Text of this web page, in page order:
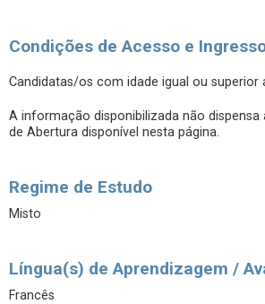
Condições de Acesso e
Candidatas/os com idade igual ou superior
A informação disponibilizada não dispensa
de Abertura disponível nesta página.
Regime de Estudo
Misto
Língua(s) de Aprendizagem /
Francês